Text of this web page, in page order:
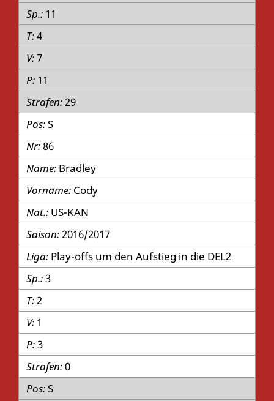
11
4
7
11
29
S
86
Bradley
Cody
US-KAN
2016/2017
Play-offs um den Aufstieg in die DEL2
3
2
1
3
0
S